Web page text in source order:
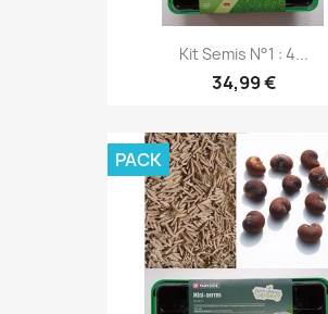
Kit Semis N°1 : 4...
34,99 €
PACK